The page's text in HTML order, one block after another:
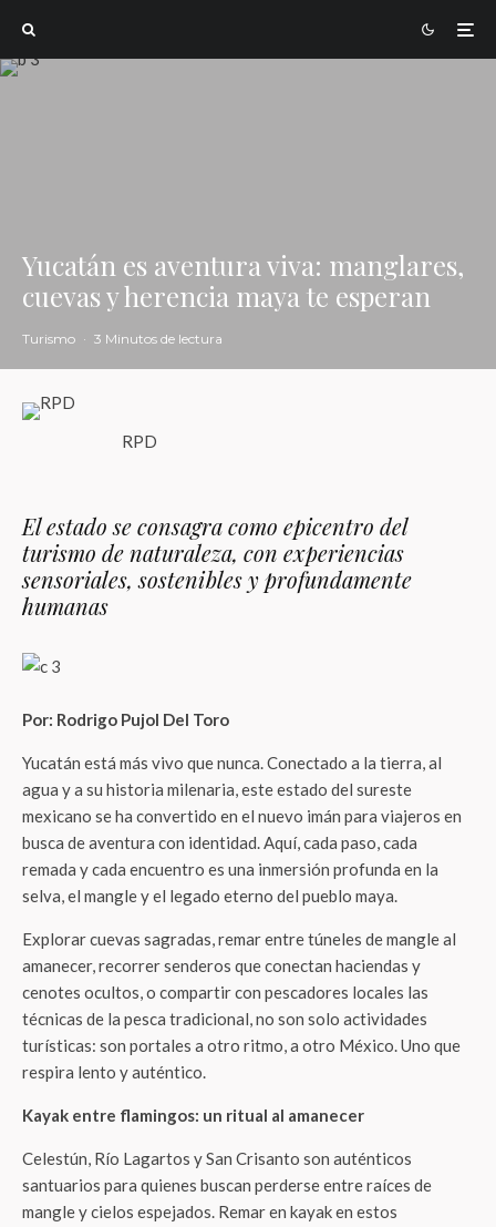
Yucatán es aventura viva: manglares,
cuevas y herencia maya te esperan
Turismo · 3 Minutos de lectura
RPD
El estado se consagra como epicentro del
turismo de naturaleza, con experiencias
sensoriales, sostenibles y profundamente
humanas
Por: Rodrigo Pujol Del Toro
Yucatán está más vivo que nunca. Conectado a la tierra, al
agua y a su historia milenaria, este estado del sureste
mexicano se ha convertido en el nuevo imán para viajeros en
busca de aventura con identidad. Aquí, cada paso, cada
remada y cada encuentro es una inmersión profunda en la
selva, el mangle y el legado eterno del pueblo maya.
Explorar cuevas sagradas, remar entre túneles de mangle al
amanecer, recorrer senderos que conectan haciendas y
cenotes ocultos, o compartir con pescadores locales las
técnicas de la pesca tradicional, no son solo actividades
turísticas: son portales a otro ritmo, a otro México. Uno que
respira lento y auténtico.
Kayak entre flamingos: un ritual al amanecer
Celestún, Río Lagartos y San Crisanto son auténticos
santuarios para quienes buscan perderse entre raíces de
mangle y cielos espejados. Remar en kayak en estos